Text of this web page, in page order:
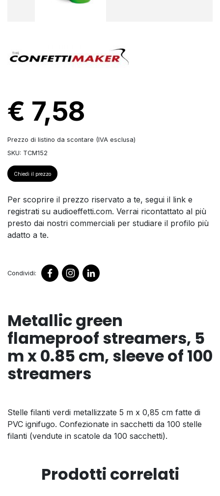
€ 7,58
Prezzo di listino da scontare (IVA esclusa)
SKU: TCM152
Chiedi il prezzo
Per scoprire il prezzo riservato a te, segui il link e
registrati su audioeffetti.com. Verrai ricontattato al più
presto dai nostri commerciali per studiare il profilo più
adatto a te.
Condividi:
Metallic green
flameproof streamers, 5
m x 0.85 cm, sleeve of 100
streamers
Stelle filanti verdi metallizzate 5 m x 0,85 cm fatte di
PVC ignifugo. Confezionate in sacchetti da 100 stelle
filanti (vendute in scatole da 100 sacchetti).
Prodotti correlati